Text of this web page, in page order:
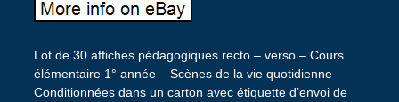
Lot de 30 affiches pédagogiques recto – verso – Cours
élémentaire 1° année – Scènes de la vie quotidienne –
Conditionnées dans un carton avec étiquette d’envoi de